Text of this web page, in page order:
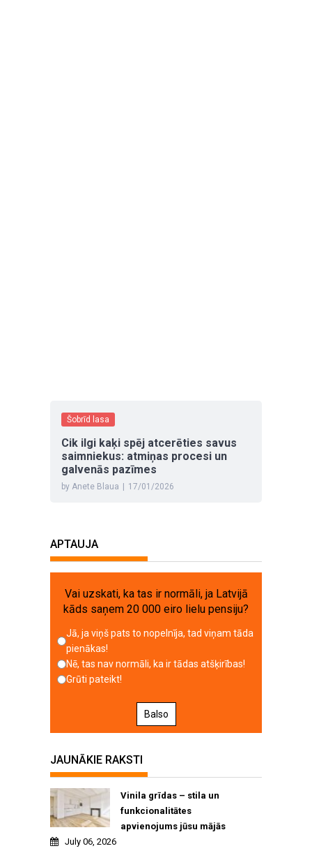
Šobrīd lasa
Cik ilgi kaķi spēj atcerēties savus
saimniekus: atmiņas procesi un
galvenās pazīmes
by Anete Blaua 17/01/2026
APTAUJA
Vai uzskati, ka tas ir normāli, ja Latvijā
kāds saņem 20 000 eiro lielu pensiju?
Jā, ja viņš pats to nopelnīja, tad viņam tāda
pienākas!
Nē, tas nav normāli, ka ir tādas atšķirības!
Grūti pateikt!
Balso
JAUNĀKIE RAKSTI
Vinila grīdas – stila un
funkcionalitātes
apvienojums jūsu mājās
July 06, 2026